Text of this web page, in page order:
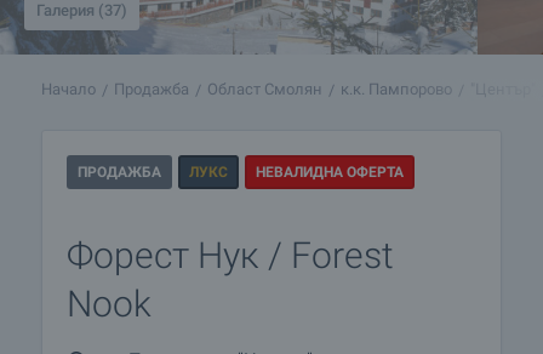
Галерия (37)
Начало Продажба Област Смолян к.к. Пампорово
ПРОДАЖБА ЛУКС НЕВАЛИДНА ОФЕРТА
Форест Нук / Forest
Nook